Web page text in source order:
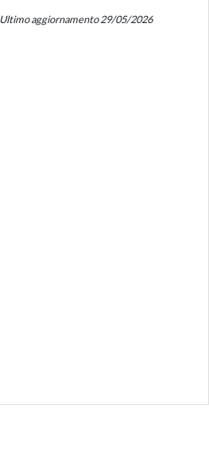
aggiornamento 29/05/2026